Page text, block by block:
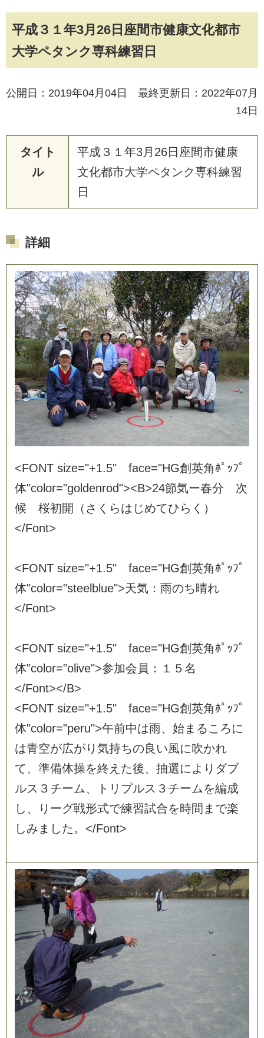
平成３１年3月26日座間市健康文化都市
大学ペタンク専科練習日
公開日：2019年04月04日 最終更新日：2022年07月
14日
タイト
ル
平成３１年3月26日座間市健康
文化都市大学ペタンク専科練習
日
詳細
<FONT size="+1.5" face="HG創英角ﾎﾟ ｯﾌﾟ
体"coor="godenrod"><B>24節気ー春分
次
候
桜初開 （ さ く らは じめてひら く ）
</Font>
<FONT size="+1.5" face="HG創英角ﾎﾟ ｯﾌﾟ
体"coor="stee b ue">天気 ： 雨のち晴れ
</Font>
<FONT size="+1.5" face="HG創英角ﾎﾟ ｯﾌﾟ
体"coor="o ive">参加会 員 ： １ ５ 名
</Font></B>
<FONT size="+1.5" face="HG創英角ﾎﾟ ｯﾌﾟ
体"coor="peru">午前中は雨、 始ま るこ ろに
は青空が広がり 気持ちの良い風に吹かれ
て、 準備体操を終え た後、 抽選に よ り ダブ
ルス ３ チーム、 ト リ プルス ３ チームを編成
し 、 り ーグ戦形式で練習試合を時間 ま で楽
しみ ま した。 </Font>